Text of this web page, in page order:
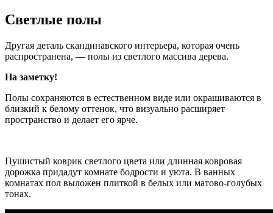
Светлые полы
Другая деталь скандинавского интерьера, которая очень
распространена, — полы из светлого массива дерева.
На заметку!
Полы сохраняются в естественном виде или окрашиваются в
близкий к белому оттенок, что визуально расширяет
пространство и делает его ярче.
Пушистый коврик светлого цвета или длинная ковровая
дорожка придадут комнате бодрости и уюта. В ванных
комнатах пол выложен плиткой в белых или матово-голубых
тонах.